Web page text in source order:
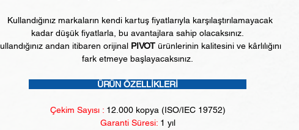
Kullandığınız markaların kendi kartuş fiyatlarıyla karşılaştırılamayacak
kadar düşük fiyatlarla, bu avantajlara sahip olacaksınız.
andan itibaren orijinal PIVOTürünlerinin kalitesini ve kârlılığını
fark etmeye başlayacaksınız.
ÜRÜN ÖZELLİKLERİ
Çekim Sayısı : 12.000 kopya (ISO/IEC 19752)
Garanti Süresi:1 yıl